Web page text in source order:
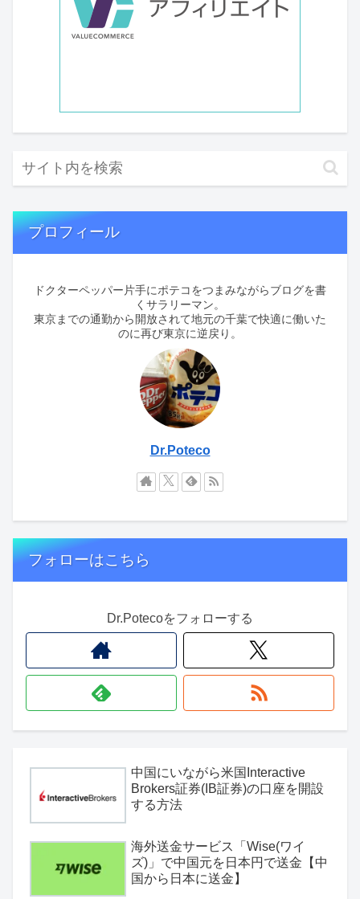
プロフィール
ドクターペッパー片手にポテコをつまみながらブログを書
くサラリーマン。
東京までの通勤から開放されて地元の千葉で快適に働いた
のに再び東京に逆戻り。
Dr.Poteco
フォローはこちら
Dr.Potecoをフォローする
中国にいながら米国Interactive
Brokers証券(IB証券)の口座を開設
する方法
海外送金サービス「Wise(ワイ
ズ)」で中国元を日本円で送金【中
国から日本に送金】